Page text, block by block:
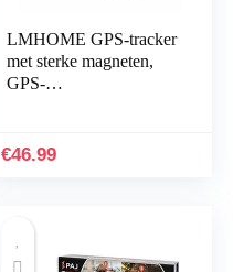
LMHOME GPS-tracker
met sterke magneten,
GPS-
Magnetische GPS-
€46.99